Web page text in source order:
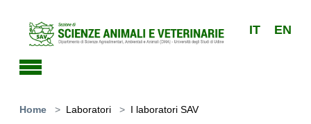
IT EN
Home Laboratori I laboratori SAV